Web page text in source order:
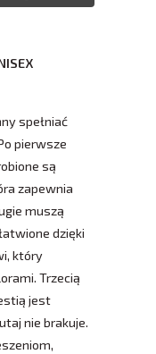
spełniać
pierwsze
są
zapewnia
muszą
dzięki
który
Trzecią
jest
nie brakuje.